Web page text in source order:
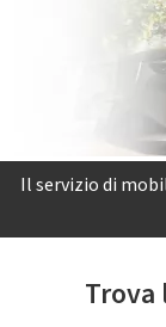
Il servizio di